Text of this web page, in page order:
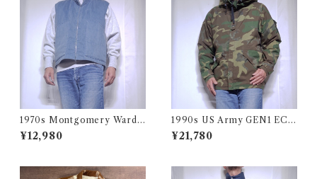
1970s Montgomery Ward
PUT TOGETHERS Nylon S
ki Vest / 70年代 モンゴメリー
¥12,980
1990s US Army GEN1 EC
WCS Gore-Tex Parka M-R
/ 米軍 ゴアテックス パーカー
¥21,780